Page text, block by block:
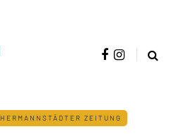
HERMANNSTÄDTER ZEITUNG